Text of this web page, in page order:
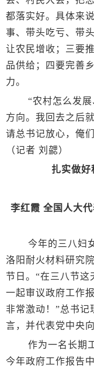
都落实好。具体来
事、带头吃亏、带
让农民增收；三要
品供给；四要完善
力。
“农村怎么发
方向。我回去之后
请总书记放心，俺
（记者 刘勰）
扎实做好
李红霞 全国人大
今年的三八妇
洛阳耐火材料研究
节日。“在三八节这
一起审议政府工作
非常激动！”总书记
言，并代表党中央
作为一名长期
今年政府工作报告